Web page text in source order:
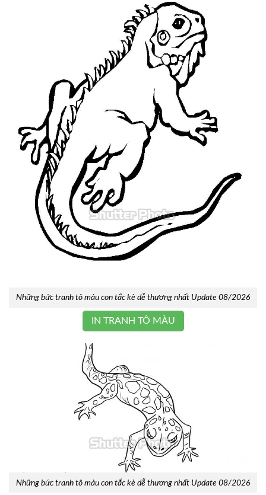
Những bức tranh tô màu con tắc kè dễ thương nhất Update 08/2026
IN TRANH TÔ MÀU
Những bức tranh tô màu con tắc kè dễ thương nhất Update 08/2026